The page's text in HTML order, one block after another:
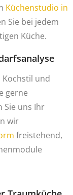
Küchenstudio in
Sie bei jedem
Küche.
und
gerne
Sie uns Ihr
wir
freistehend,